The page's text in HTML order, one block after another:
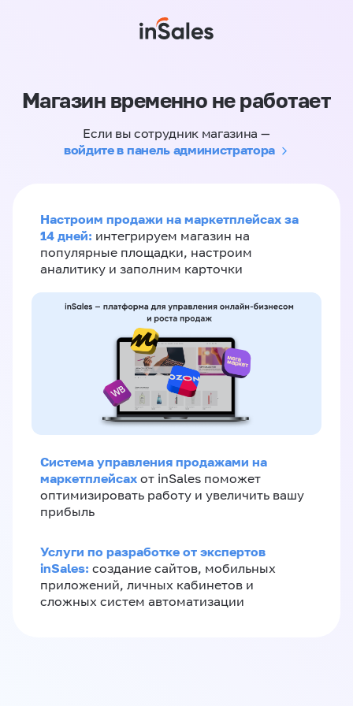
Магазин временно не работает
Если вы сотрудник магазина —
войдите в панель администратора
Настроим продажи на маркетплейсах за
14 дней: интегрируем магазин на
популярные площадки, настроим
аналитику и заполним карточки
Система управления продажами на
маркетплейсах от inSales поможет
оптимизировать работу и увеличить вашу
прибыль
Услуги по разработке от экспертов
inSales: создание сайтов, мобильных
приложений, личных кабинетов и
сложных систем автоматизации